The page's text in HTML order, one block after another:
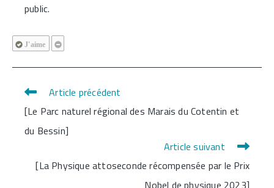
public.
J'aime
Read
more
Article précédent
[Le Parc naturel régional des Marais du Cotentin et
du Bessin]
Article suivant
[La Physique attoseconde récompensée par le Prix
Nobel de physique 2023]